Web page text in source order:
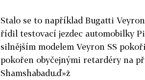
Stalo se to například Bugatti
řídil testovací jezdec automobilky
silnějším modelem Veyron SS
pokořen obyčejnými retardéry na
Shamshabadu.ď»ż